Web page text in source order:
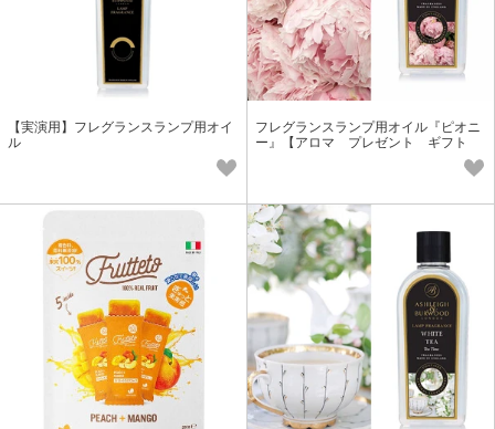
【実演用】フレグランスランプ用オイ
ル
フレグランスランプ用オイル『ピオニ
ー』【アロマ プレゼント ギフト